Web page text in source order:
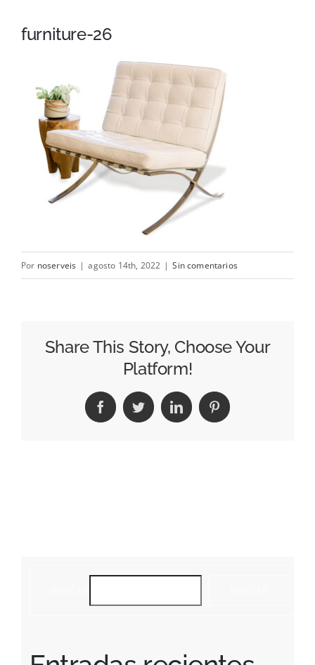
Baño
Contacto
furniture-26
Por noserveis | agosto 14th, 2022 | Sin comentarios
Share This Story, Choose Your
Platform!
FacebookTwitterLinkedInPinterest